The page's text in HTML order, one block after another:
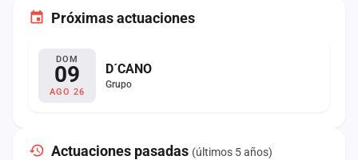
Próximas actuaciones
DOM
09
AGO 26
D´CANO
Grupo
Actuaciones pasadas (últimos 5 años)